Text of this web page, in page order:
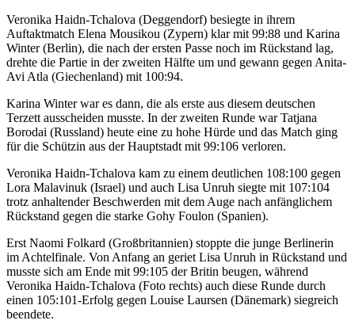
Veronika Haidn-Tchalova (Deggendorf) besiegte in ihrem
Auftaktmatch Elena Mousikou (Zypern) klar mit 99:88 und Karina
Winter (Berlin), die nach der ersten Passe noch im Rückstand lag,
drehte die Partie in der zweiten Hälfte um und gewann gegen Anita-
Avi Atla (Giechenland) mit 100:94.
Karina Winter war es dann, die als erste aus diesem deutschen
Terzett ausscheiden musste. In der zweiten Runde war Tatjana
Borodai (Russland) heute eine zu hohe Hürde und das Match ging
für die Schützin aus der Hauptstadt mit 99:106 verloren.
Veronika Haidn-Tchalova kam zu einem deutlichen 108:100 gegen
Lora Malavinuk (Israel) und auch Lisa Unruh siegte mit 107:104
trotz anhaltender Beschwerden mit dem Auge nach anfänglichem
Rückstand gegen die starke Gohy Foulon (Spanien).
Erst Naomi Folkard (Großbritannien) stoppte die junge Berlinerin
im Achtelfinale. Von Anfang an geriet Lisa Unruh in Rückstand und
musste sich am Ende mit 99:105 der Britin beugen, während
Veronika Haidn-Tchalova (Foto rechts) auch diese Runde durch
einen 105:101-Erfolg gegen Louise Laursen (Dänemark) siegreich
beendete.